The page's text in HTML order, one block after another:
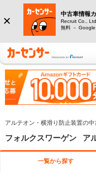
中古車情報
Recruit Co., Ltd.
無料 －
アルテオン・横滑り防止装置の
一覧から探す